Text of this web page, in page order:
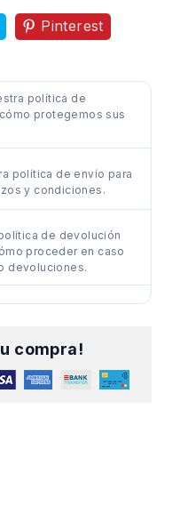
Pinterest
política de
protegemos sus
política de envío para
y condiciones.
de devolución
proceder en caso
devoluciones.
compra!